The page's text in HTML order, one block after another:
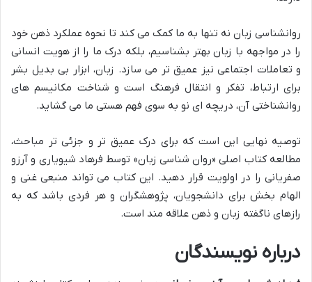
روانشناسی زبان نه تنها به ما کمک می کند تا نحوه عملکرد ذهن خود
را در مواجهه با زبان بهتر بشناسیم، بلکه درک ما را از هویت انسانی
و تعاملات اجتماعی نیز عمیق تر می سازد. زبان، ابزار بی بدیل بشر
برای ارتباط، تفکر و انتقال فرهنگ است و شناخت مکانیسم های
روانشناختی آن، دریچه ای نو به سوی فهم هستی ما می گشاید.
توصیه نهایی این است که برای درک عمیق تر و جزئی تر مباحث،
مطالعه کتاب اصلی «روان شناسی زبان» توسط فرهاد شیویاری و آرزو
صفریانی را در اولویت قرار دهید. این کتاب می تواند منبعی غنی و
الهام بخش برای دانشجویان، پژوهشگران و هر فردی باشد که به
رازهای ناگفته زبان و ذهن علاقه مند است.
درباره نویسندگان